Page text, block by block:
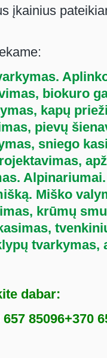
įkainius
biokuro
kapų
pievų
sniego
Miško
krūmų
tvarkymas,
dabar:
657 85096+370